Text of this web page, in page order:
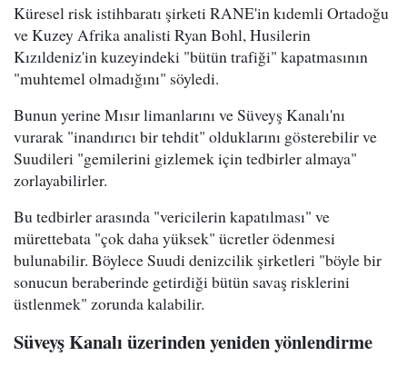
Küresel risk istihbaratı şirketi RANE'in kıdemli Ortadoğu
ve Kuzey Afrika analisti Ryan Bohl, Husilerin
Kızıldeniz'in kuzeyindeki "bütün trafiği" kapatmasının
"muhtemel olmadığını" söyledi.
Bunun yerine Mısır limanlarını ve Süveyş Kanalı'nı
vurarak "inandırıcı bir tehdit" olduklarını gösterebilir ve
Suudileri "gemilerini gizlemek için tedbirler almaya"
zorlayabilirler.
Bu tedbirler arasında "vericilerin kapatılması" ve
mürettebata "çok daha yüksek" ücretler ödenmesi
bulunabilir. Böylece Suudi denizcilik şirketleri "böyle bir
sonucun beraberinde getirdiği bütün savaş risklerini
üstlenmek" zorunda kalabilir.
Süveyş Kanalı üzerinden yeniden yönlendirme